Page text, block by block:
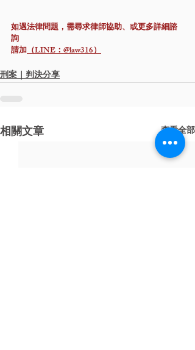
如遇法律問題，需尋求律師協助、或更多詳細諮
詢
請加（LINE：@law316）
刑案｜判決分享
相關文章 查看全部